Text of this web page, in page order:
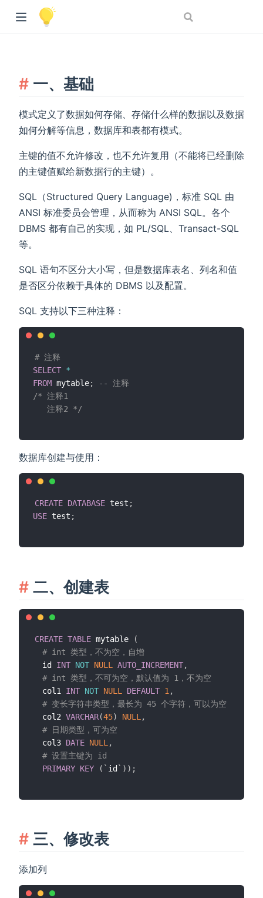
一、基础
模式定义了数据如何存储、存储什么样的数据以及数据
如何分解等信息，数据库和表都有模式。
主键的值不允许修改，也不允许复用（不能将已经删除
的主键值赋给新数据行的主键）。
SQL（Structured Query Language)，标准 SQL 由
ANSI 标准委员会管理，从而称为 ANSI SQL。各个
DBMS 都有自己的实现，如 PL/SQL、Transact-SQL
等。
SQL 语句不区分大小写，但是数据库表名、列名和值
是否区分依赖于具体的 DBMS 以及配置。
SQL 支持以下三种注释：
# 注释
SELECT *
FROM mytable;
-- 注释
/* 注释1
   注释2 */
数据库创建与使用：
CREATE DATABASE test ;
USE test ;
二、创建表
CREATE TABLE mytable
(
# int 类型，不为空，自增
  id
INT NOT NULL AUTO_INCREMENT,
# int 类型，不可为空，默认值为 1，不为空
  col1
INT NOT NULL DEFAULT 1 ,
# 变长字符串类型，最长为 45 个字符，可以为空
  col2
VARCHAR(45) NULL ,
# 日期类型，可为空
  col3
DATE NULL ,
# 设置主键为 id
PRIMARY KEY ( ` id` ) ) ;
三、修改表
添加列